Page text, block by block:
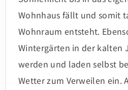
Wohnhaus fällt und somit
Wohnraum entsteht.
Wintergärten in der kalten
werden und laden selbst
Wetter zum Verweilen ein.